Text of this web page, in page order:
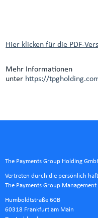
Hier klicken für die PDF-
Mehr Informationen
unter https://
The Payments Group Holding
Vertreten durch die persönlich
The Payments Group Management
Humboldtstraße 60B
60318 Frankfurt am Main